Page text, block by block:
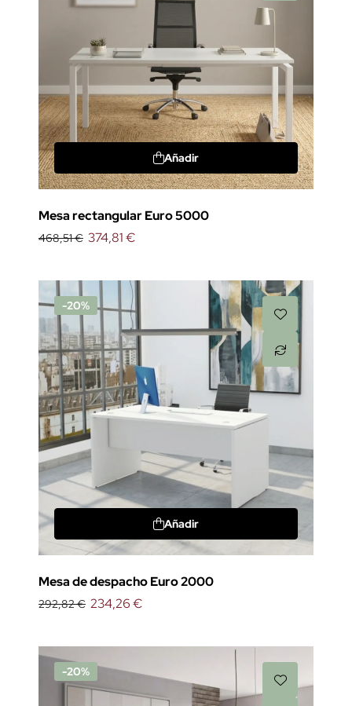
Añadir
Mesa rectangular Euro 5000
468,51 € 374,81 €
-20%
Añadir
Mesa de despacho Euro 2000
292,82 € 234,26 €
-20%